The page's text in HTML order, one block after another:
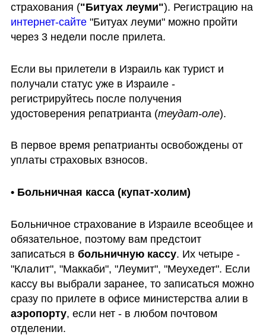
страхования ("Битуах леуми"
). Регистрацию на
интернет-сайте "Битуах леуми" можно пройти
через 3 недели после прилета.
Если вы прилетели в Израиль как турист и
получали статус уже в Израиле -
регистрируйтесь после получения
удостоверения репатрианта (теудат-оле).
В первое время репатрианты освобождены от
уплаты страховых взносов.
• Больничная касса (купат-холим)
Больничное страхование в Израиле всеобщее и
обязательное, поэтому вам предстоит
записаться в больничную кассу. Их четыре -
"Клалит", "Маккаби", "Леумит", "Меухедет". Если
кассу вы выбрали заранее, то записаться можно
аэропорту, если нет - в любом почтовом
отделении.